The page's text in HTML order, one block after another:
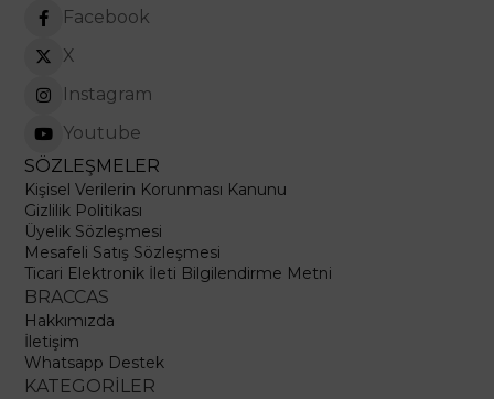
Facebook
X
Instagram
Youtube
SÖZLEŞMELER
Kişisel Verilerin Korunması Kanunu
Gizlilik Politikası
Üyelik Sözleşmesi
Mesafeli Satış Sözleşmesi
Ticari Elektronik İleti Bilgilendirme Metni
BRACCAS
Hakkımızda
İletişim
Whatsapp Destek
KATEGORİLER